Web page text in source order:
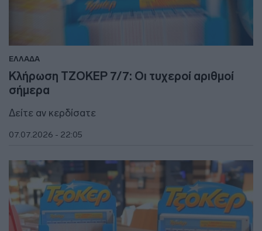
ΕΛΛΑΔΑ
Κλήρωση ΤΖΟΚΕΡ 7/7: Οι τυχεροί αριθμοί
σήμερα
Δείτε αν κερδίσατε
07.07.2026 - 22:05